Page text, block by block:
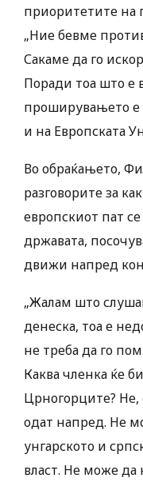
приоритетите на
„Ние бевме
Сакаме да го
Поради тоа што е
проширувањето е
и на Европската
Во обраќањето,
разговорите за
европскиот пат
државата,
движи напред
„Жалам што
денеска, тоа е
не треба да го
Каква членка ќе
Црногорците? Не,
одат напред. Не
унгарското и
власт. Не може